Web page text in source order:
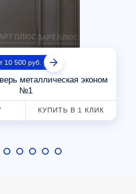
10 500 руб.
металлическая эконом
№1
КУПИТЬ В 1 КЛИК